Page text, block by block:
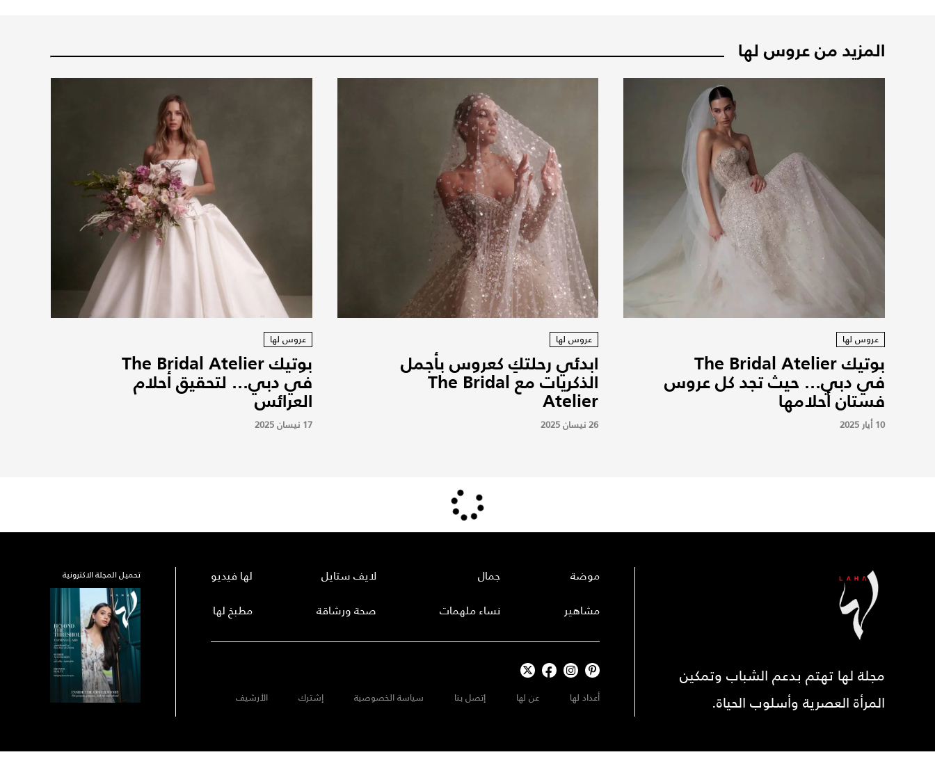
المزيد من عروس لها
عروس لها
بوتيك The Bridal Atelier
في دبي... حيث تجد كل عروس
فستان أحلامها
10 أيار 2025
عروس لها
ابدئي رحلتكِ كعروس بأجمل
الذكريات مع The Bridal
Atelier
26 نيسان 2025
عروس لها
بوتيك The Bridal Atelier
في دبي... لتحقيق أحلام
العرائس
17 نيسان 2025
مجلة لها تهتم بدعم الشباب وتمكين
المرأة العصرية وأسلوب الحياة.
موضة
مشاهير
جمال
نساء ملهمات
لايف ستايل
صحة ورشاقة
لها فيديو
مطبخ لها
أعداد لها عن لها إتصل بنا سياسة الخصوصية إشترك الأرشيف
تحميل المجلة الاكترونية